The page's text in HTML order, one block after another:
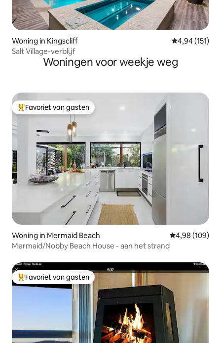
Woning in Kingscliff Gemiddelde
4,94 (151)
Salt Village-verblijf
Woningen voor weekje weg
Topfavoriet van gasten
Favoriet van gasten
Woning in Mermaid Beach Gemiddelde
4,98 (109)
Mermaid/Nobby Beach House - aan het strand
Topfavoriet van gasten
Favoriet van gasten